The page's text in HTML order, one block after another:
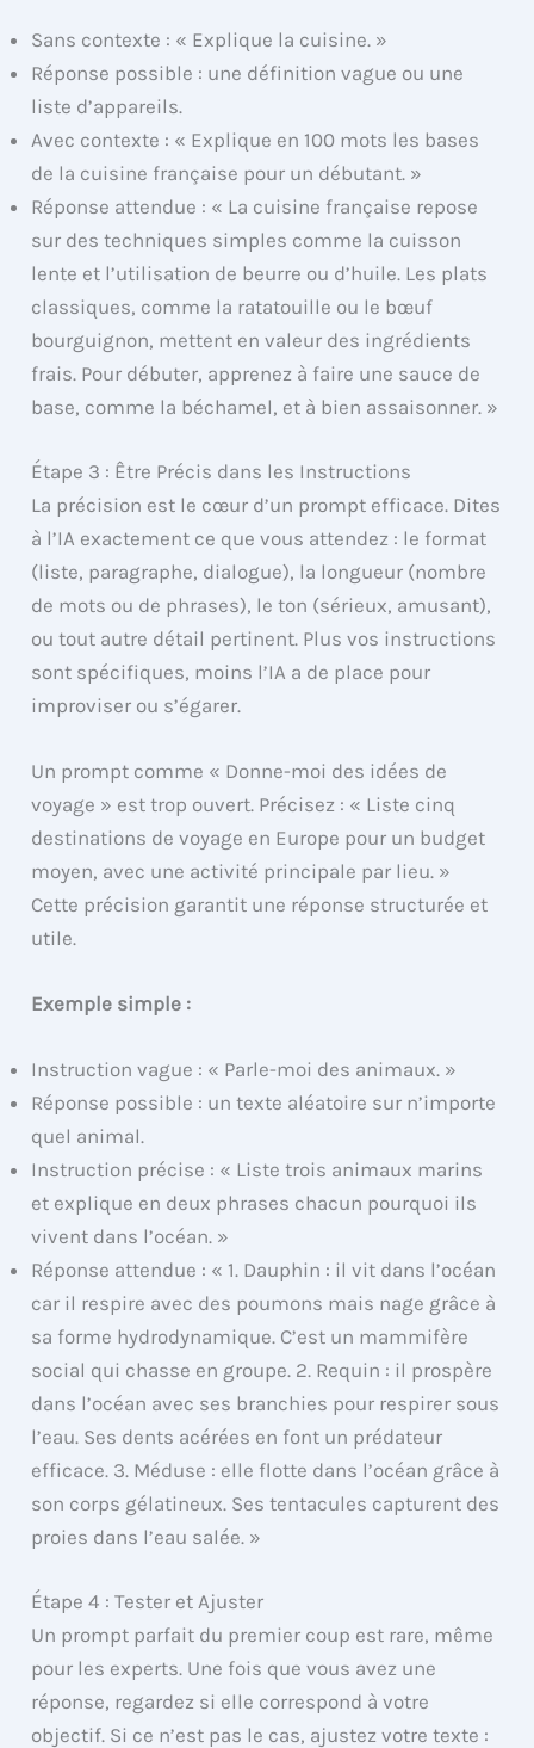
Sans contexte : « Explique la cuisine. »
Réponse possible : une définition vague ou une
liste d’appareils.
Avec contexte : « Explique en 100 mots les bases
de la cuisine française pour un débutant. »
Réponse attendue : « La cuisine française repose
sur des techniques simples comme la cuisson
lente et l’utilisation de beurre ou d’huile. Les plats
classiques, comme la ratatouille ou le bœuf
bourguignon, mettent en valeur des ingrédients
frais. Pour débuter, apprenez à faire une sauce de
base, comme la béchamel, et à bien assaisonner. »
Étape 3 : Être Précis dans les Instructions
La précision est le cœur d’un prompt efficace. Dites
à l’IA exactement ce que vous attendez : le format
(liste, paragraphe, dialogue), la longueur (nombre
de mots ou de phrases), le ton (sérieux, amusant),
ou tout autre détail pertinent. Plus vos instructions
sont spécifiques, moins l’IA a de place pour
improviser ou s’égarer.
Un prompt comme « Donne-moi des idées de
voyage » est trop ouvert. Précisez : « Liste cinq
destinations de voyage en Europe pour un budget
moyen, avec une activité principale par lieu. »
Cette précision garantit une réponse structurée et
utile.
Exemple simple :
Instruction vague : « Parle-moi des animaux. »
Réponse possible : un texte aléatoire sur n’importe
quel animal.
Instruction précise : « Liste trois animaux marins
et explique en deux phrases chacun pourquoi ils
vivent dans l’océan. »
Réponse attendue : « 1. Dauphin : il vit dans l’océan
car il respire avec des poumons mais nage grâce à
sa forme hydrodynamique. C’est un mammifère
social qui chasse en groupe. 2. Requin : il prospère
dans l’océan avec ses branchies pour respirer sous
l’eau. Ses dents acérées en font un prédateur
efficace. 3. Méduse : elle flotte dans l’océan grâce à
son corps gélatineux. Ses tentacules capturent des
proies dans l’eau salée. »
Étape 4 : Tester et Ajuster
Un prompt parfait du premier coup est rare, même
pour les experts. Une fois que vous avez une
réponse, regardez si elle correspond à votre
objectif. Si ce n’est pas le cas, ajustez votre texte :